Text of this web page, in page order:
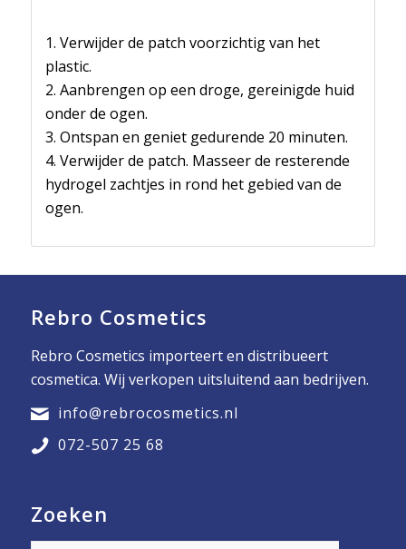
1. Verwijder de patch voorzichtig van het
plastic.
2. Aanbrengen op een droge, gereinigde huid
onder de ogen.
3. Ontspan en geniet gedurende 20 minuten.
4. Verwijder de patch. Masseer de resterende
hydrogel zachtjes in rond het gebied van de
ogen.
Rebro Cosmetics
Rebro Cosmetics importeert en distribueert
cosmetica. Wij verkopen uitsluitend aan bedrijven.
info@rebrocosmetics.nl
072-507 25 68
Zoeken